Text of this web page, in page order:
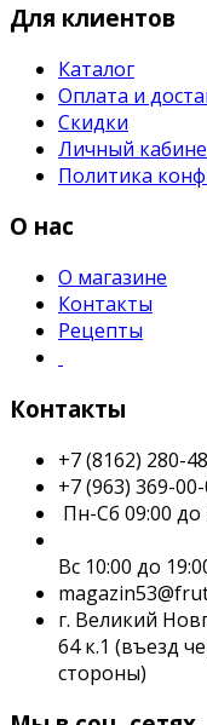
Для клиентов
Каталог
Оплата и
Скидки
Личный
Политика
О нас
О магазине
Контакты
Рецепты
Контакты
+7 (8162) 280-
+7 (963) 369-00-
Пн-Сб 09:00 до
Вс 10:00 до
г. Великий
64 к.1 (въезд
стороны)